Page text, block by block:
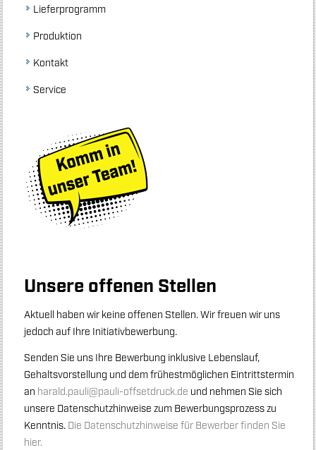
Lieferprogramm
Produktion
Kontakt
Service
Unsere offenen Stellen
Aktuell haben wir keine offenen Stellen. Wir freuen wir uns
jedoch auf Ihre Initiativbewerbung.
Senden Sie uns Ihre Bewerbung inklusive Lebenslauf,
Gehaltsvorstellung und dem frühestmöglichen Eintrittstermin
an harald.pauli@pauli-offsetdruck.de und nehmen Sie sich
unsere Datenschutzhinweise zum Bewerbungsprozess zu
Kenntnis. Die Datenschutzhinweise für Bewerber finden Sie
hier.